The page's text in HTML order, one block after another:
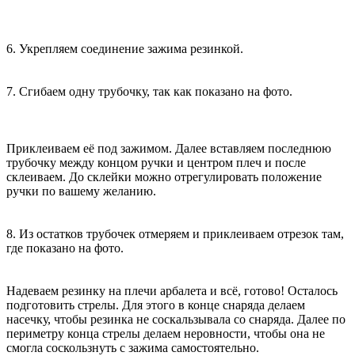
6. Укрепляем соединение зажима резинкой.
7. Сгибаем одну трубочку, так как показано на фото.
Приклеиваем её под зажимом. Далее вставляем последнюю
трубочку между концом ручки и центром плеч и после
склеиваем. До склейки можно отрегулировать положение
ручки по вашему желанию.
8. Из остатков трубочек отмеряем и приклеиваем отрезок там,
где показано на фото.
Надеваем резинку на плечи арбалета и всё, готово! Осталось
подготовить стрелы. Для этого в конце снаряда делаем
насечку, чтобы резинка не соскальзывала со снаряда. Далее по
периметру конца стрелы делаем неровности, чтобы она не
смогла соскользнуть с зажима самостоятельно.